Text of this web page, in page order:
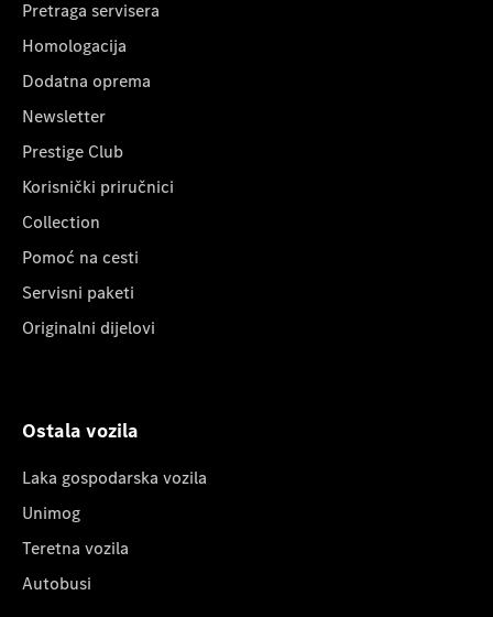
Pretraga servisera
Homologacija
Dodatna oprema
Newsletter
Prestige Club
Korisnički priručnici
Collection
Pomoć na cesti
Servisni paketi
Originalni dijelovi
Ostala vozila
Laka gospodarska vozila
Unimog
Teretna vozila
Autobusi